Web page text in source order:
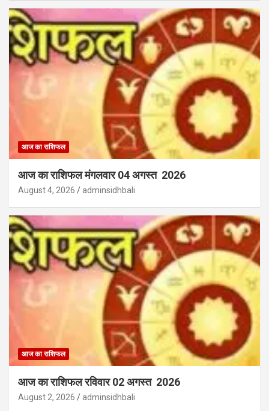
आज का राशिफल
आज का राशिफल मंगलवार 04 अगस्त 2026
August 4, 2026 adminsidhbali
आज का राशिफल
आज का राशिफल रविवार 02 अगस्त 2026
August 2, 2026 adminsidhbali